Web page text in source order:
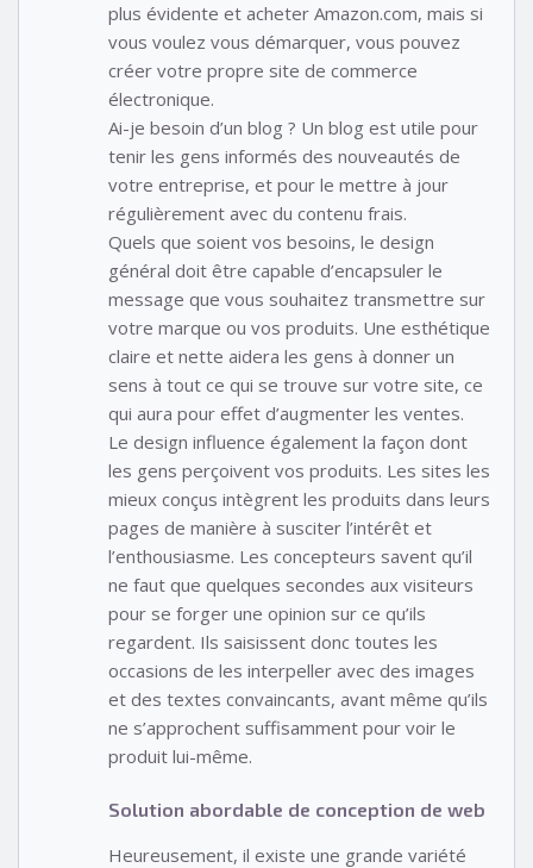
plus évidente et acheter Amazon.com, mais si
vous voulez vous démarquer, vous pouvez
créer votre propre site de commerce
électronique.
Ai-je besoin d’un blog ? Un blog est utile pour
tenir les gens informés des nouveautés de
votre entreprise, et pour le mettre à jour
régulièrement avec du contenu frais.
Quels que soient vos besoins, le design
général doit être capable d’encapsuler le
message que vous souhaitez transmettre sur
votre marque ou vos produits. Une esthétique
claire et nette aidera les gens à donner un
sens à tout ce qui se trouve sur votre site, ce
qui aura pour effet d’augmenter les ventes.
Le design influence également la façon dont
les gens perçoivent vos produits. Les sites les
mieux conçus intègrent les produits dans leurs
pages de manière à susciter l’intérêt et
l’enthousiasme. Les concepteurs savent qu’il
ne faut que quelques secondes aux visiteurs
pour se forger une opinion sur ce qu’ils
regardent. Ils saisissent donc toutes les
occasions de les interpeller avec des images
et des textes convaincants, avant même qu’ils
ne s’approchent suffisamment pour voir le
produit lui-même.
Solution abordable de conception de web
Heureusement, il existe une grande variété